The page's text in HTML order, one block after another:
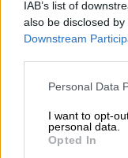
IAB’s list of
also be disclosed
Downstream
Please note that
not limited to your
grant or deny
use your data for
Personal Data
I want to opt-
personal data.
Opted In
πρόσφατος
Kanpur, στον
παντρευτεί
έμαθε ότι
Σύμφωνα με
πήγαιναν